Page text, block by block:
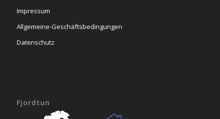
Impressum
Allgemeine-Geschäftsbedingungen
Datenschutz
Fjordtun